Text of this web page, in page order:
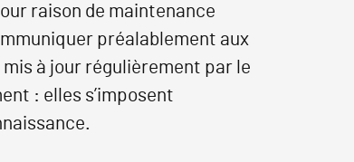
raison de maintenance
préalablement aux
mis à jour régulièrement par le
: elles s’imposent